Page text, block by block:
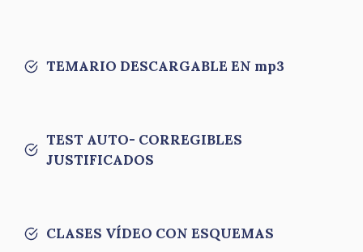
TEMARIO DESCARGABLE EN mp3
TEST AUTO- CORREGIBLES
JUSTIFICADOS
CLASES VÍDEO CON ESQUEMAS